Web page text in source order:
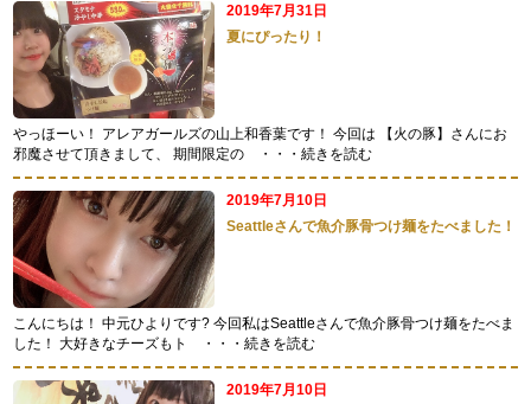
2019年7月31日
夏にぴったり！
やっほーい！ アレアガールズの山上和香葉です！ 今回は 【火の豚】さんにお
邪魔させて頂きまして、 期間限定の
・・・続きを読む
2019年7月10日
Seattleさんで魚介豚骨つけ麺をたべました！
こんにちは！ 中元ひよりです? 今回私はSeattleさんで魚介豚骨つけ麺をたべま
した！ 大好きなチーズもト
・・・続きを読む
2019年7月10日